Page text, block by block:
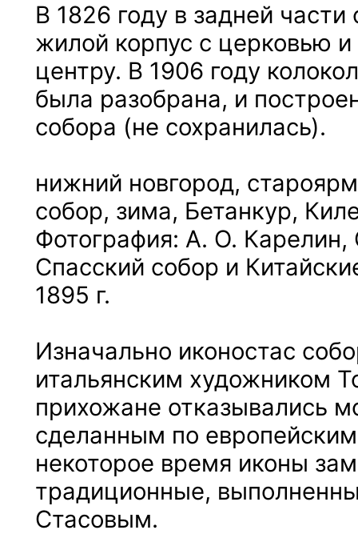
В 1826 году в задней
жилой корпус с церковью и
центру. В 1906 году
была разобрана, и
собора (не сохранилась).
нижний новгород,
собор, зима, Бетанкур,
Фотография: А. О.
Спасский собор и
1895 г.
Изначально иконостас
итальянским художником
прихожане отказывались
сделанным по
некоторое время иконы
традиционные,
Стасовым.